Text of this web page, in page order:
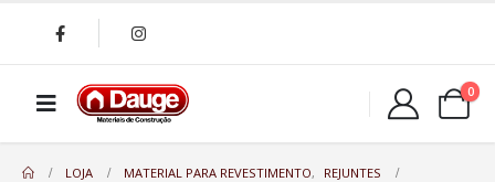
0
LOJA MATERIAL PARA REVESTIMENTO,
REJUNTES